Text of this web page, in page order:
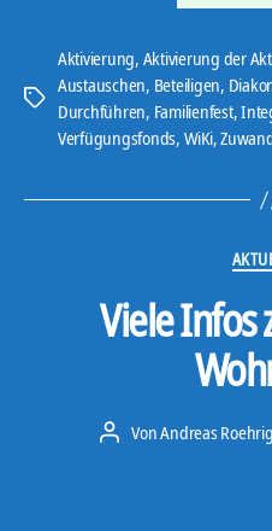
Schlagwörter
Aktivierung, Aktivierung der
Austauschen, Beteiligen,
Durchführen, Familienfest,
Verfügungsfonds, WiKi,
Viele Infos
Beitragsautor
VonAndreas Roehrig